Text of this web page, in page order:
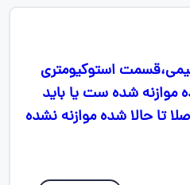
استوکیومتری
موازنه شده ست یا باید
تا حالا شده موازنه نشده